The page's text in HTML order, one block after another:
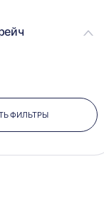
ФИЛЬТРЫ